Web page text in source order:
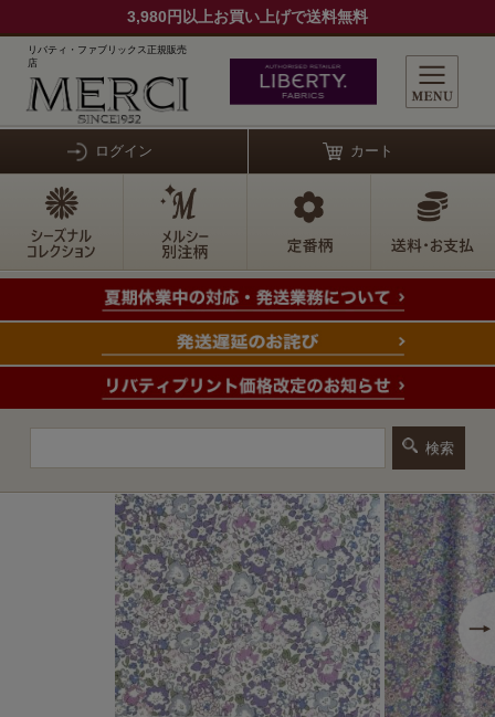
3,980円以上お買い上げで送料無料
リバティ・ファブリックス正規販売
店
ログイン カート